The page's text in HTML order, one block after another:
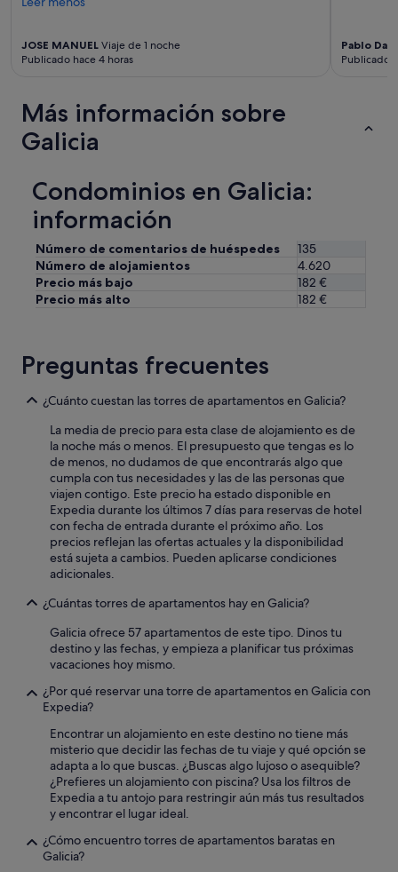
JOSE MANUEL Viaje de 1 noche
Publicado hace 4 horas
Pablo
Publicado
Más información sobre
Galicia
Condominios en Galicia:
información
Número de comentarios de huéspedes
135
Número de alojamientos
4.620
Precio más bajo
182 €
Precio más alto
182 €
Preguntas frecuentes
¿Cuánto cuestan las torres de apartamentos en Galicia?
La media de precio para esta clase de alojamiento es de
la noche más o menos. El presupuesto que tengas es lo
de menos, no dudamos de que encontrarás algo que
cumpla con tus necesidades y las de las personas que
viajen contigo. Este precio ha estado disponible en
Expedia durante los últimos 7 días para reservas de hotel
con fecha de entrada durante el próximo año. Los
precios reflejan las ofertas actuales y la disponibilidad
está sujeta a cambios. Pueden aplicarse condiciones
adicionales.
¿Cuántas torres de apartamentos hay en Galicia?
Galicia ofrece 57 apartamentos de este tipo. Dinos tu
destino y las fechas, y empieza a planificar tus próximas
vacaciones hoy mismo.
¿Por qué reservar una torre de apartamentos en Galicia con
Expedia?
Encontrar un alojamiento en este destino no tiene más
misterio que decidir las fechas de tu viaje y qué opción se
adapta a lo que buscas. ¿Buscas algo lujoso o asequible?
¿Prefieres un alojamiento con piscina? Usa los filtros de
Expedia a tu antojo para restringir aún más tus resultados
y encontrar el lugar ideal.
¿Cómo encuentro torres de apartamentos baratas en
Galicia?